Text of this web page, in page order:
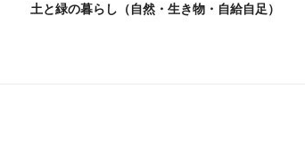
土と緑の暮らし（自然・生き物・自給自足）